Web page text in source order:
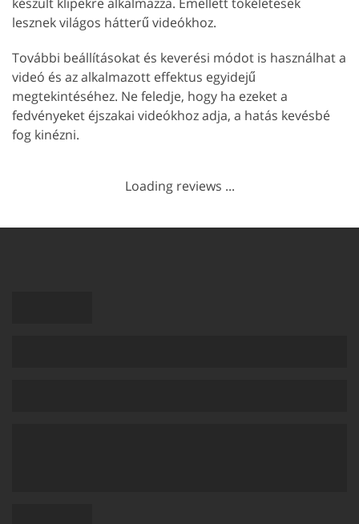
készült klipekre alkalmazza. Emellett tökéletesek
lesznek világos hátterű videókhoz.
További beállításokat és keverési módot is használhat a
videó és az alkalmazott effektus egyidejű
megtekintéséhez. Ne feledje, hogy ha ezeket a
fedvényeket éjszakai videókhoz adja, a hatás kevésbé
fog kinézni.
Loading reviews ...